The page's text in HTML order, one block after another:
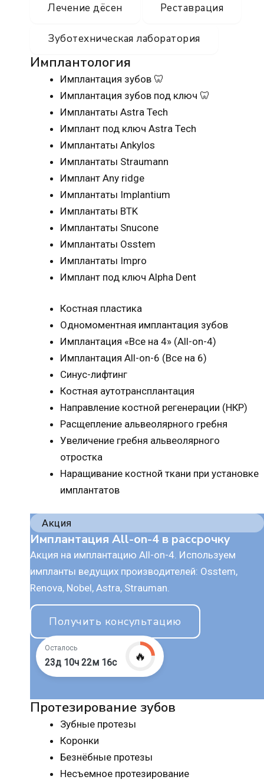
Лечение дёсен Реставрация
Зуботехническая лаборатория
Имплантология
Имплантация зубов 🦷
Имплантация зубов под ключ 🦷
Имплантаты Astra Tech
Имплант под ключ Astra Tech
Имплантаты Ankylos
Имплантаты Straumann
Имплант Any ridge
Имплантаты Implantium
Имплантаты BTK
Имплантаты Snucone
Имплантаты Osstem
Имплантаты Impro
Имплант под ключ Alpha Dent
Костная пластика
Одномоментная имплантация зубов
Имплантация «Все на 4» (All-on-4)
Имплантация All-on-6 (Все на 6)
Синус-лифтинг
Костная аутотрансплантация
Направление костной регенерации (НКР)
Расщепление альвеолярного гребня
Увеличение гребня альвеолярного
отростка
Наращивание костной ткани при установке
имплантатов
Акция
Имплантация All-on-4 в рассрочку
Акция на имплантацию All-on-4. Используем
импланты ведущих производителей: Osstem,
Renova, Nobel, Astra, Strauman.
Получить консультацию
Осталось
23д 10ч 22м 15с 🔥
Протезирование зубов
Зубные протезы
Коронки
Безнёбные протезы
Несъемное протезирование